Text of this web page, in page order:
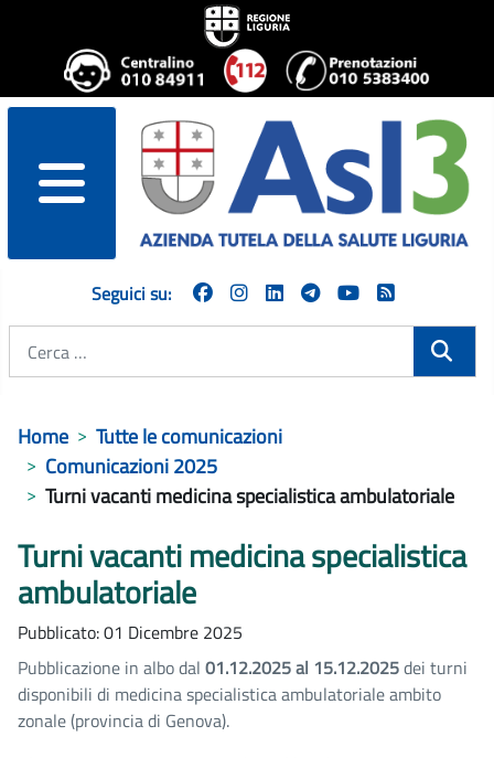
menu
Seguici su:
Home
Tutte le comunicazioni
Comunicazioni 2025
Turni vacanti medicina specialistica ambulatoriale
Turni vacanti medicina specialistica
ambulatoriale
Pubblicato: 01 Dicembre 2025
Pubblicazione in albo dal 01.12.2025 al 15.12.2025dei turni
disponibili di medicina specialistica ambulatoriale ambito
zonale (provincia di Genova).